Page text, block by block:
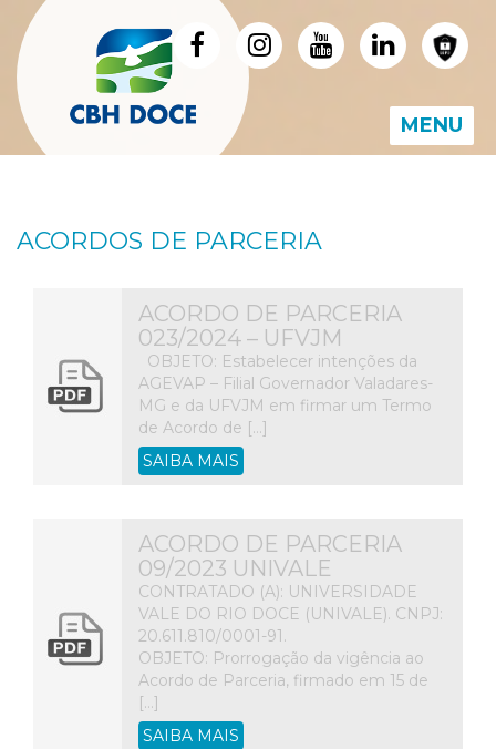
MENU
ACORDOS DE PARCERIA
ACORDO DE PARCERIA
023/2024 – UFVJM
OBJETO: Estabelecer intenções da
AGEVAP – Filial Governador Valadares-
MG e da UFVJM em firmar um Termo
de Acordo de […]
SAIBA MAIS
ACORDO DE PARCERIA
09/2023 UNIVALE
CONTRATADO (A): UNIVERSIDADE
VALE DO RIO DOCE (UNIVALE). CNPJ:
20.611.810/0001-91.
OBJETO: Prorrogação da vigência ao
Acordo de Parceria, firmado em 15 de
[…]
SAIBA MAIS